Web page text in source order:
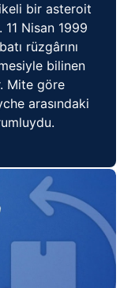
bir asteroit
Nisan 1999
rüzgârını
bilinen
Mite göre
arasındaki